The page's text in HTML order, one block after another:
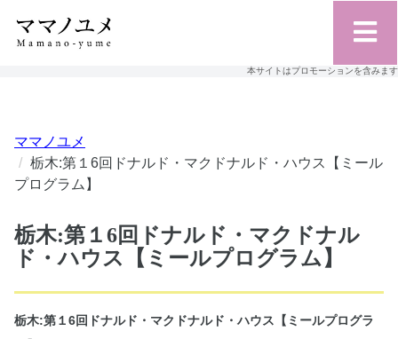
本サイトはプロモーションを含みます
ママノユメ
栃木:第１6回ドナルド・マクドナルド・ハウス【ミール
プログラム】
栃木:第１6回ドナルド・マクドナル
ド・ハウス【ミールプログラム】
栃木:第１6回ドナルド・マクドナルド・ハウス【ミールプログラ